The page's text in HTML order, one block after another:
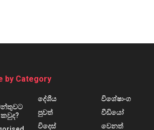
by Category
දේශීය
පුවත්
විදෙස්
විශේෂාංග
වීඩියෝ
වෙනත්